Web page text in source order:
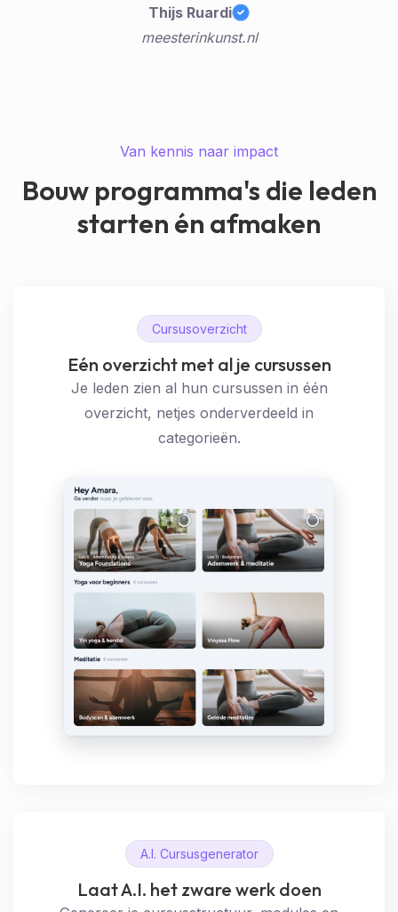
Thijs Ruardi
meesterinkunst.nl
Van kennis naar impact
Bouw programma's die leden
starten én afmaken
Cursusoverzicht
Eén overzicht met al je cursussen
Je leden zien al hun cursussen in één
overzicht, netjes onderverdeeld in
categorieën.
A.I. Cursusgenerator
Laat A.I. het zware werk doen